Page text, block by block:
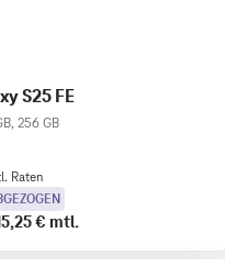
S25 FE
256 GB
Raten
€ mtl.